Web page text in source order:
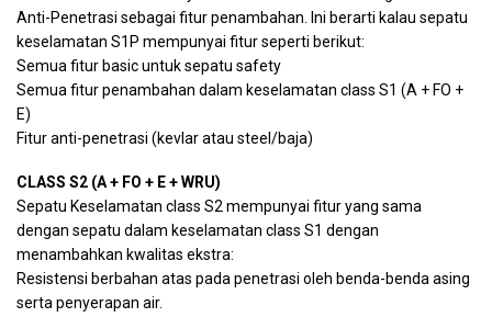
Anti-Penetrasi sebagai fitur penambahan. Ini berarti kalau sepatu
keselamatan S1P mempunyai fitur seperti berikut:
Semua fitur basic untuk sepatu safety
Semua fitur penambahan dalam keselamatan class S1 (A + FO +
E)
Fitur anti-penetrasi (kevlar atau steel/baja)
CLASS S2 (A + FO + E + WRU)
Sepatu Keselamatan class S2 mempunyai fitur yang sama
dengan sepatu dalam keselamatan class S1 dengan
menambahkan kwalitas ekstra:
Resistensi berbahan atas pada penetrasi oleh benda-benda asing
serta penyerapan air.